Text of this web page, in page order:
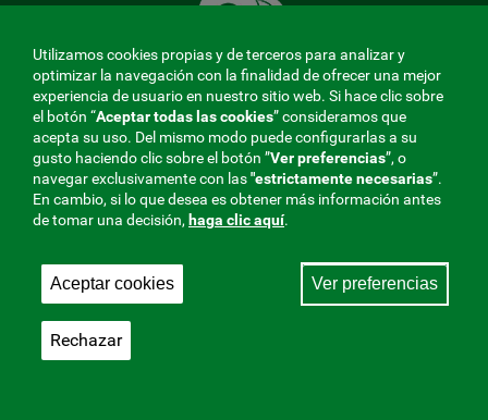
ti
MENÚ
REDES
SOCIALES
V20
Aviso legal|Privacidad
Mutua Colaboradora con la Seguridad Social, 275.
Utilizamos cookies propias y de terceros para analizar y
optimizar la navegación con la finalidad de ofrecer una mejor
experiencia de usuario en nuestro sitio web. Si hace clic sobre
el botón “Aceptar todas las cookies” consideramos que
acepta su uso. Del mismo modo puede configurarlas a su
gusto haciendo clic sobre el botón ”Ver preferencias”, o
navegar exclusivamente con las"estrictamentenecesarias”.
En cambio, si lo que desea es obtener más información antes
de tomar una decisión, haga clic aquí.
Aceptar cookies Ver preferencias
Rechazar